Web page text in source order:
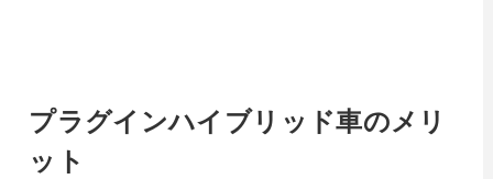
プラグインハイブリッド車のメリ
ット